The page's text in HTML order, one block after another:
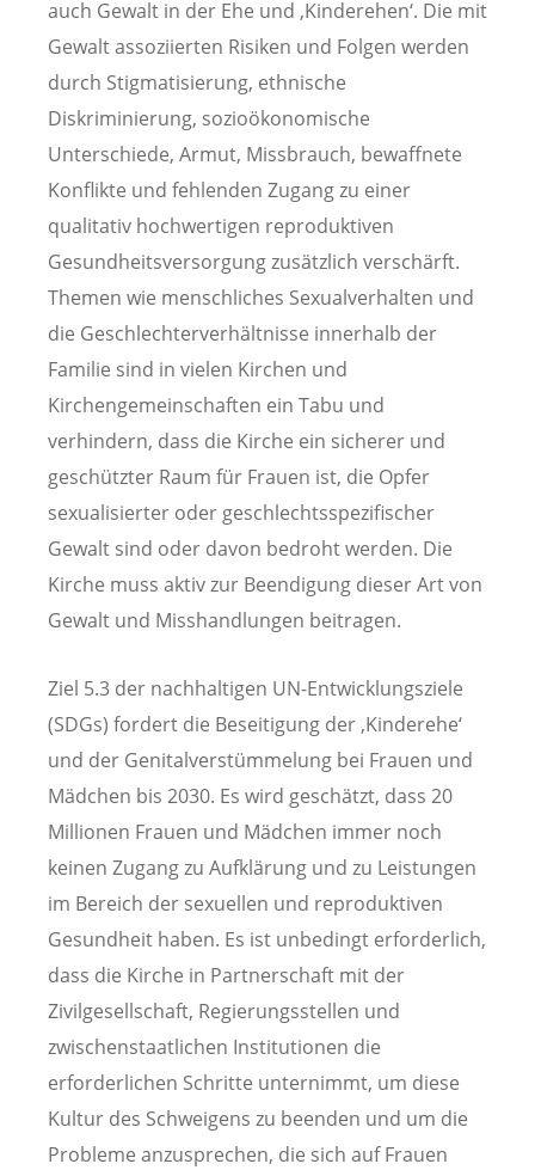
auch Gewalt in der Ehe und ‚Kinderehen‘. Die mit
Gewalt assoziierten Risiken und Folgen werden
durch Stigmatisierung, ethnische
Diskriminierung, sozioökonomische
Unterschiede, Armut, Missbrauch, bewaffnete
Konflikte und fehlenden Zugang zu einer
qualitativ hochwertigen reproduktiven
Gesundheitsversorgung zusätzlich verschärft.
Themen wie menschliches Sexualverhalten und
die Geschlechterverhältnisse innerhalb der
Familie sind in vielen Kirchen und
Kirchengemeinschaften ein Tabu und
verhindern, dass die Kirche ein sicherer und
geschützter Raum für Frauen ist, die Opfer
sexualisierter oder geschlechtsspezifischer
Gewalt sind oder davon bedroht werden. Die
Kirche muss aktiv zur Beendigung dieser Art von
Gewalt und Misshandlungen beitragen.
Ziel 5.3 der nachhaltigen UN-Entwicklungsziele
(SDGs) fordert die Beseitigung der ‚Kinderehe‘
und der Genitalverstümmelung bei Frauen und
Mädchen bis 2030. Es wird geschätzt, dass 20
Millionen Frauen und Mädchen immer noch
keinen Zugang zu Aufklärung und zu Leistungen
im Bereich der sexuellen und reproduktiven
Gesundheit haben. Es ist unbedingt erforderlich,
dass die Kirche in Partnerschaft mit der
Zivilgesellschaft, Regierungsstellen und
zwischenstaatlichen Institutionen die
erforderlichen Schritte unternimmt, um diese
Kultur des Schweigens zu beenden und um die
Probleme anzusprechen, die sich auf Frauen